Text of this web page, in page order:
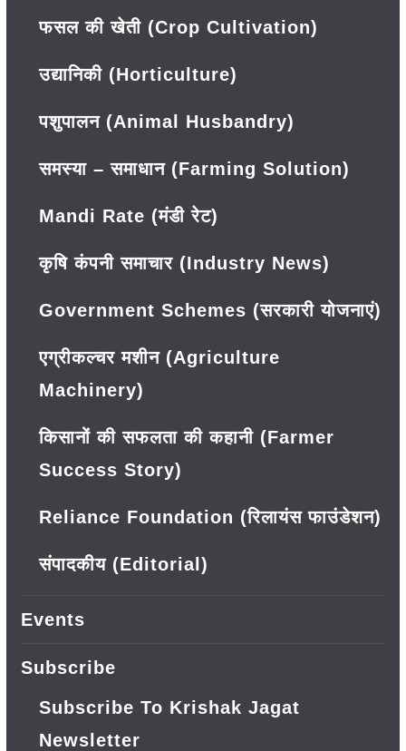
फसल की खेती (Crop Cultivation)
उद्यानिकी (Horticulture)
पशुपालन (Animal Husbandry)
समस्या – समाधान (Farming Solution)
Mandi Rate (मंडी रेट)
कृषि कंपनी समाचार (Industry News)
Government Schemes (सरकारी योजनाएं)
एग्रीकल्चर मशीन (Agriculture
Machinery)
किसानों की सफलता की कहानी (Farmer
Success Story)
Reliance Foundation (रिलायंस फाउंडेशन)
संपादकीय (Editorial)
Events
Subscribe
Subscribe To Krishak Jagat
Newsletter